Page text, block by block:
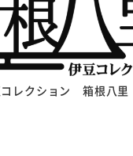
レクション 箱根八里